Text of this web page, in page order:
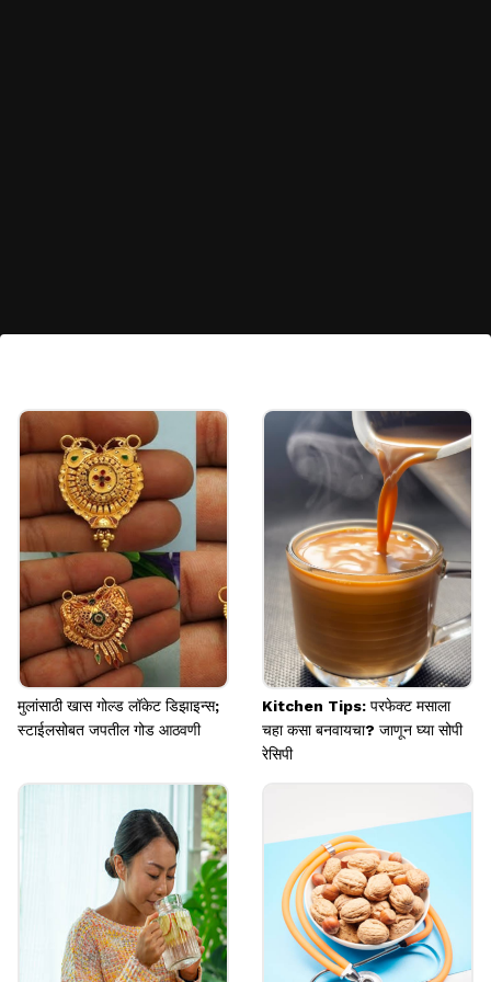
फॅशन क्षेत्रातील जाणकारांच्या मते, मिनिमल सिल्व्हर ज्वेलरीचा
ट्रेंड पुढील काळातही कायम राहण्याची शक्यता आहे.
Image credits: PINTEREST
मुलांसाठी खास गोल्ड लॉकेट डिझाइन्स;
स्टाईलसोबत जपतील गोड आठवणी
Kitchen Tips: परफेक्ट मसाला
चहा कसा बनवायचा? जाणून घ्या सोपी
रेसिपी